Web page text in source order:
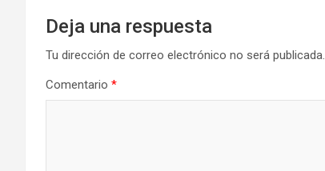
Deja una respuesta
Tu dirección de correo electrónico no será publicada.
Comentario *